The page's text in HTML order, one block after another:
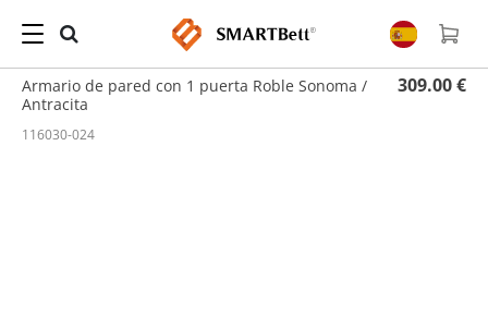
Hogar Armario de Pared / Armario de pared con 1 puerta Roble Sonoma / Antracita
Armario de pared con 1 puerta Roble Sonoma /
Antracita
309.00 €
116030-024